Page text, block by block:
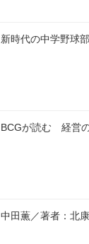
新時代の中学野球
BCGが読む 経営
中田薫／著者：北